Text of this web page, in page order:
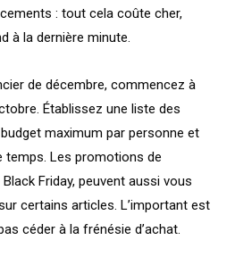
: tout cela coûte cher,
à la dernière minute.
de décembre, commencez à
Établissez une liste des
maximum par personne et
temps. Les promotions de
Friday, peuvent aussi vous
certains articles. L’important est
céder à la frénésie d’achat.